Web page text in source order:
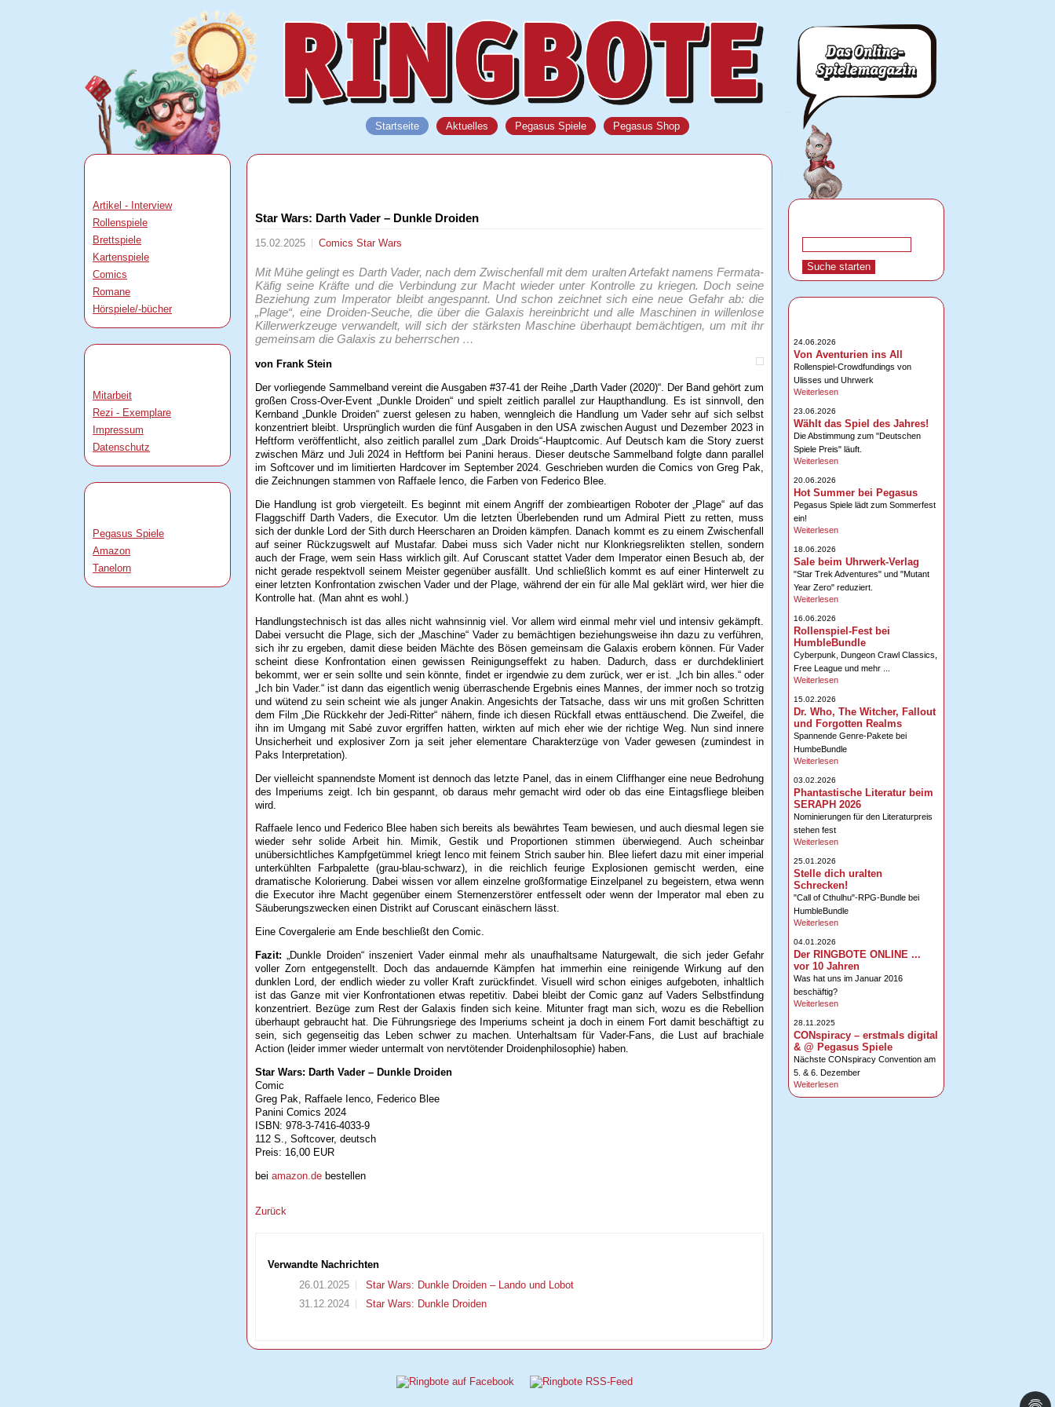
Startseite Aktuelles Pegasus Spiele Pegasus Shop
Artikel - Interview
Rollenspiele
Brettspiele
Kartenspiele
Comics
Romane
Hörspiele/-bücher
Mitarbeit
Rezi - Exemplare
Impressum
Datenschutz
Pegasus Spiele
Amazon
Tanelorn
Star Wars: Darth Vader – Dunkle Droiden
15.02.2025 Comics Star Wars
Mit Mühe gelingt es Darth Vader, nach dem Zwischenfall mit dem uralten Artefakt namens Fermata-
Käfig seine Kräfte und die Verbindung zur Macht wieder unter Kontrolle zu kriegen. Doch seine
Beziehung zum Imperator bleibt angespannt. Und schon zeichnet sich eine neue Gefahr ab: die
„Plage“, eine Droiden-Seuche, die über die Galaxis hereinbricht und alle Maschinen in willenlose
Killerwerkzeuge verwandelt, will sich der stärksten Maschine überhaupt bemächtigen, um mit ihr
gemeinsam die Galaxis zu beherrschen …
von Frank Stein
Der vorliegende Sammelband vereint die Ausgaben #37-41 der Reihe „Darth Vader (2020)“. Der Band gehört zum
großen Cross-Over-Event „Dunkle Droiden“ und spielt zeitlich parallel zur Haupthandlung. Es ist sinnvoll, den
Kernband „Dunkle Droiden“ zuerst gelesen zu haben, wenngleich die Handlung um Vader sehr auf sich selbst
konzentriert bleibt. Ursprünglich wurden die fünf Ausgaben in den USA zwischen August und Dezember 2023 in
Heftform veröffentlicht, also zeitlich parallel zum „Dark Droids“-Hauptcomic. Auf Deutsch kam die Story zuerst
zwischen März und Juli 2024 in Heftform bei Panini heraus. Dieser deutsche Sammelband folgte dann parallel
im Softcover und im limitierten Hardcover im September 2024. Geschrieben wurden die Comics von Greg Pak,
die Zeichnungen stammen von Raffaele Ienco, die Farben von Federico Blee.
Die Handlung ist grob viergeteilt. Es beginnt mit einem Angriff der zombieartigen Roboter der „Plage“ auf das
Flaggschiff Darth Vaders, die Executor. Um die letzten Überlebenden rund um Admiral Piett zu retten, muss
sich der dunkle Lord der Sith durch Heerscharen an Droiden kämpfen. Danach kommt es zu einem Zwischenfall
auf seiner Rückzugswelt auf Mustafar. Dabei muss sich Vader nicht nur Klonkriegsrelikten stellen, sondern
auch der Frage, wem sein Hass wirklich gilt. Auf Coruscant stattet Vader dem Imperator einen Besuch ab, der
nicht gerade respektvoll seinem Meister gegenüber ausfällt. Und schließlich kommt es auf einer Hinterwelt zu
einer letzten Konfrontation zwischen Vader und der Plage, während der ein für alle Mal geklärt wird, wer hier die
Kontrolle hat. (Man ahnt es wohl.)
Handlungstechnisch ist das alles nicht wahnsinnig viel. Vor allem wird einmal mehr viel und intensiv gekämpft.
Dabei versucht die Plage, sich der „Maschine“ Vader zu bemächtigen beziehungsweise ihn dazu zu verführen,
sich ihr zu ergeben, damit diese beiden Mächte des Bösen gemeinsam die Galaxis erobern können. Für Vader
scheint diese Konfrontation einen gewissen Reinigungseffekt zu haben. Dadurch, dass er durchdekliniert
bekommt, wer er sein sollte und sein könnte, findet er irgendwie zu dem zurück, wer er ist. „Ich bin alles.“ oder
„Ich bin Vader.“ ist dann das eigentlich wenig überraschende Ergebnis eines Mannes, der immer noch so trotzig
und wütend zu sein scheint wie als junger Anakin. Angesichts der Tatsache, dass wir uns mit großen Schritten
dem Film „Die Rückkehr der Jedi-Ritter“ nähern, finde ich diesen Rückfall etwas enttäuschend. Die Zweifel, die
ihn im Umgang mit Sabé zuvor ergriffen hatten, wirkten auf mich eher wie der richtige Weg. Nun sind innere
Unsicherheit und explosiver Zorn ja seit jeher elementare Charakterzüge von Vader gewesen (zumindest in
Paks Interpretation).
Der vielleicht spannendste Moment ist dennoch das letzte Panel, das in einem Cliffhanger eine neue Bedrohung
des Imperiums zeigt. Ich bin gespannt, ob daraus mehr gemacht wird oder ob das eine Eintagsfliege bleiben
wird.
Raffaele Ienco und Federico Blee haben sich bereits als bewährtes Team bewiesen, und auch diesmal legen sie
wieder sehr solide Arbeit hin. Mimik, Gestik und Proportionen stimmen überwiegend. Auch scheinbar
unübersichtliches Kampfgetümmel kriegt Ienco mit feinem Strich sauber hin. Blee liefert dazu mit einer imperial
unterkühlten Farbpalette (grau-blau-schwarz), in die reichlich feurige Explosionen gemischt werden, eine
dramatische Kolorierung. Dabei wissen vor allem einzelne großformatige Einzelpanel zu begeistern, etwa wenn
die Executor ihre Macht gegenüber einem Sternenzerstörer entfesselt oder wenn der Imperator mal eben zu
Säuberungszwecken einen Distrikt auf Coruscant einäschern lässt.
Eine Covergalerie am Ende beschließt den Comic.
Fazit: „Dunkle Droiden“ inszeniert Vader einmal mehr als unaufhaltsame Naturgewalt, die sich jeder Gefahr
voller Zorn entgegenstellt. Doch das andauernde Kämpfen hat immerhin eine reinigende Wirkung auf den
dunklen Lord, der endlich wieder zu voller Kraft zurückfindet. Visuell wird schon einiges aufgeboten, inhaltlich
ist das Ganze mit vier Konfrontationen etwas repetitiv. Dabei bleibt der Comic ganz auf Vaders Selbstfindung
konzentriert. Bezüge zum Rest der Galaxis finden sich keine. Mitunter fragt man sich, wozu es die Rebellion
überhaupt gebraucht hat. Die Führungsriege des Imperiums scheint ja doch in einem Fort damit beschäftigt zu
sein, sich gegenseitig das Leben schwer zu machen. Unterhaltsam für Vader-Fans, die Lust auf brachiale
Action (leider immer wieder untermalt von nervtötender Droidenphilosophie) haben.
Star Wars: Darth Vader – Dunkle Droiden
Comic
Greg Pak, Raffaele Ienco, Federico Blee
Panini Comics 2024
ISBN: 978-3-7416-4033-9
112 S., Softcover, deutsch
Preis: 16,00 EUR
bei amazon.de bestellen
Zurück
Verwandte Nachrichten
26.01.2025
Star Wars: Dunkle Droiden – Lando und Lobot
31.12.2024
Star Wars: Dunkle Droiden
24.06.2026
Von Aventurien ins All
Rollenspiel-Crowdfundings von
Ulisses und Uhrwerk
Weiterlesen
23.06.2026
Wählt das Spiel des Jahres!
Die Abstimmung zum "Deutschen
Spiele Preis" läuft.
Weiterlesen
20.06.2026
Hot Summer bei Pegasus
Pegasus Spiele lädt zum Sommerfest
ein!
Weiterlesen
18.06.2026
Sale beim Uhrwerk-Verlag
"Star Trek Adventures" und "Mutant
Year Zero" reduziert.
Weiterlesen
16.06.2026
Rollenspiel-Fest bei
HumbleBundle
Cyberpunk, Dungeon Crawl Classics,
Free League und mehr ...
Weiterlesen
15.02.2026
Dr. Who, The Witcher, Fallout
und Forgotten Realms
Spannende Genre-Pakete bei
HumbeBundle
Weiterlesen
03.02.2026
Phantastische Literatur beim
SERAPH 2026
Nominierungen für den Literaturpreis
stehen fest
Weiterlesen
25.01.2026
Stelle dich uralten
Schrecken!
"Call of Cthulhu"-RPG-Bundle bei
HumbleBundle
Weiterlesen
04.01.2026
Der RINGBOTE ONLINE ...
vor 10 Jahren
Was hat uns im Januar 2016
beschäftig?
Weiterlesen
28.11.2025
CONspiracy – erstmals digital
& @ Pegasus Spiele
Nächste CONspiracy Convention am
5. & 6. Dezember
Weiterlesen